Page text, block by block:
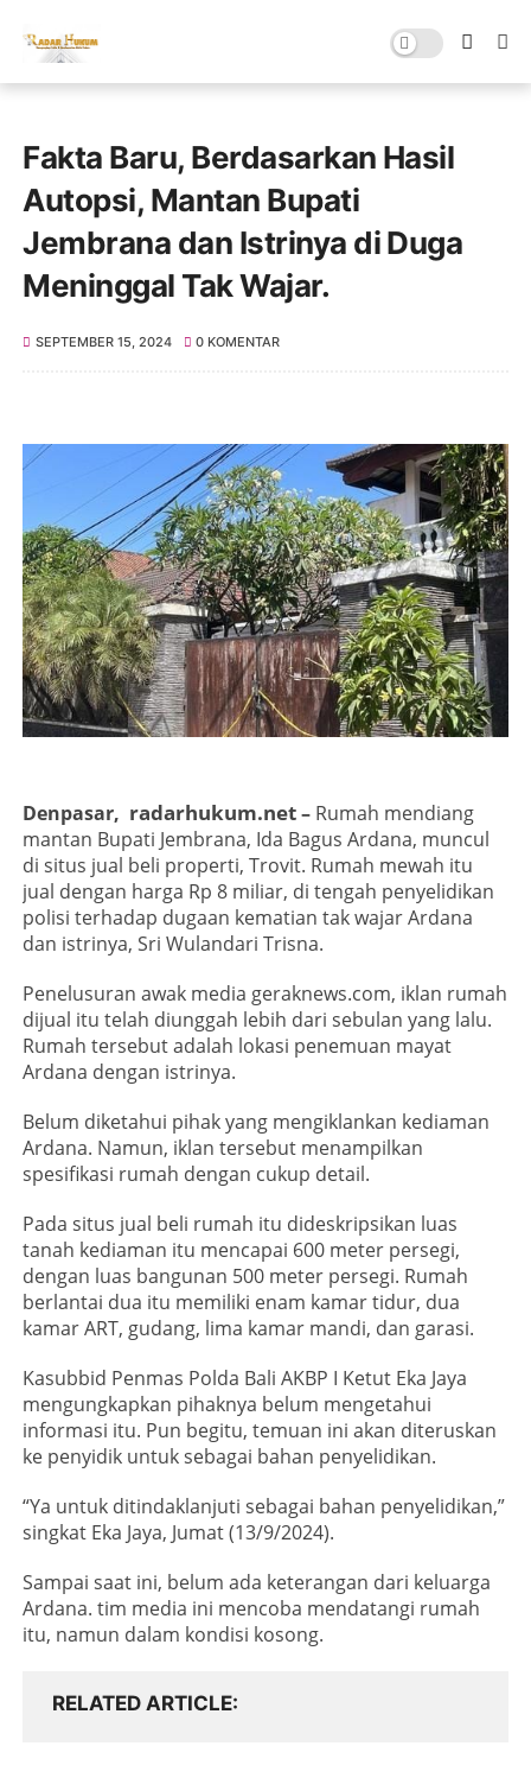
Fakta Baru, Berdasarkan Hasil
Autopsi, Mantan Bupati
Jembrana dan Istrinya di Duga
Meninggal Tak Wajar.
SEPTEMBER 15, 2024 0 KOMENTAR
Denpasar, radarhukum.net– Rumah mendiang
mantan Bupati Jembrana, Ida Bagus Ardana, muncul
di situs jual beli properti, Trovit. Rumah mewah itu
jual dengan harga Rp 8 miliar, di tengah penyelidikan
polisi terhadap dugaan kematian tak wajar Ardana
dan istrinya, Sri Wulandari Trisna.
Penelusuran awak media geraknews.com, iklan rumah
dijual itu telah diunggah lebih dari sebulan yang lalu.
Rumah tersebut adalah lokasi penemuan mayat
Ardana dengan istrinya.
Belum diketahui pihak yang mengiklankan kediaman
Ardana. Namun, iklan tersebut menampilkan
spesifikasi rumah dengan cukup detail.
Pada situs jual beli rumah itu dideskripsikan luas
tanah kediaman itu mencapai 600 meter persegi,
dengan luas bangunan 500 meter persegi. Rumah
berlantai dua itu memiliki enam kamar tidur, dua
kamar ART, gudang, lima kamar mandi, dan garasi.
Kasubbid Penmas Polda Bali AKBP I Ketut Eka Jaya
mengungkapkan pihaknya belum mengetahui
informasi itu. Pun begitu, temuan ini akan diteruskan
ke penyidik untuk sebagai bahan penyelidikan.
“Ya untuk ditindaklanjuti sebagai bahan penyelidikan,”
singkat Eka Jaya, Jumat (13/9/2024).
Sampai saat ini, belum ada keterangan dari keluarga
Ardana. tim media ini mencoba mendatangi rumah
itu, namun dalam kondisi kosong.
RELATED ARTICLE